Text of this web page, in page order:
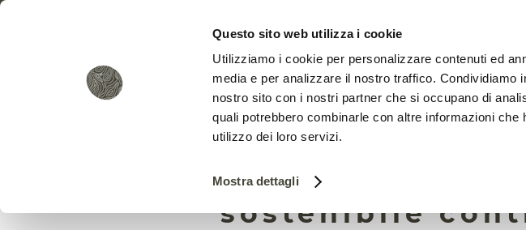
Questo sito web utilizza i cookie
Utilizziamo i cookie per personalizzare contenuti ed
media e per analizzare il nostro traffico. Condividiamo
nostro sito con i nostri partner che si occupano di
quali potrebbero combinarle con altre informazioni
utilizzo dei loro servizi.
Mostra dettagli
LA FONDAZIONE
Le
sostenibile